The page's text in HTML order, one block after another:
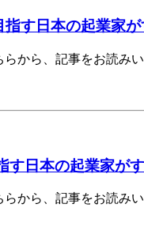
す日本の起業家
から、記事をお読みい
日本の起業家が
から、記事をお読みい